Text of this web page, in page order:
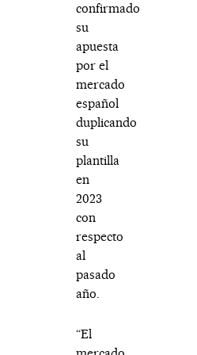
confirmado
su
apuesta
por el
mercado
español
duplicando
su
plantilla
en
2023
con
respecto
al
pasado
año.
“El